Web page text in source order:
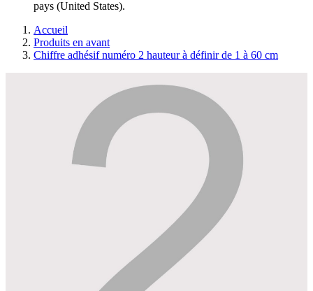
pays (United States).
Accueil
Produits en avant
Chiffre adhésif numéro 2 hauteur à définir de 1 à 60 cm